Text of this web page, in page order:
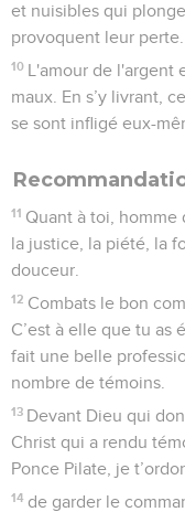
et nuisibles qui
provoquent leur perte.
10 L'amour de l'argent
maux. En s’y livrant,
se sont infligé eux-
11 Quant à toi, homme
la justice, la piété, la
douceur.
12 Combats le bon
C’est à elle que tu as
fait une belle
nombre de témoins.
13 Devant Dieu qui
Christ qui a rendu
Ponce Pilate, je
14 de garder le